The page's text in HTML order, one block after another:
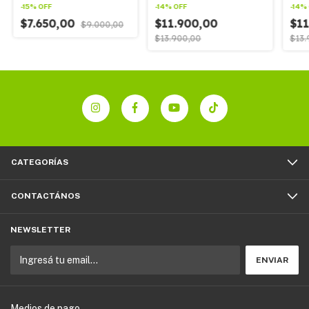
Linea F
-15%OFF
$7.650,00 $9.000,00
Samsung linea Z
-14%OFF
$11.900,00
$13.900,00
-14%
CATEGORÍAS
CONTACTÁNOS
NEWSLETTER